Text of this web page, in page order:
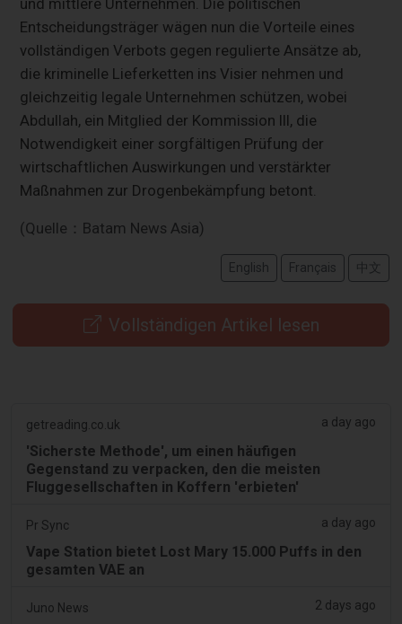
Entscheidungsträger wägen nun die Vorteile eines
vollständigen Verbots gegen regulierte Ansätze ab,
die kriminelle Lieferketten ins Visier nehmen und
gleichzeitig legale Unternehmen schützen, wobei
Abdullah, ein Mitglied der Kommission III, die
Notwendigkeit einer sorgfältigen Prüfung der
wirtschaftlichen Auswirkungen und verstärkter
Maßnahmen zur Drogenbekämpfung betont.
(Quelle：Batam News Asia)
English Français 中文
Vollständigen Artikel lesen
getreading.co.uk a day ago
'Sicherste Methode', um einen häufigen
Gegenstand zu verpacken, den die meisten
Fluggesellschaften in Koffern 'erbieten'
Pr Sync a day ago
Vape Station bietet Lost Mary 15.000 Puffs in den
gesamten VAE an
Juno News 2 days ago